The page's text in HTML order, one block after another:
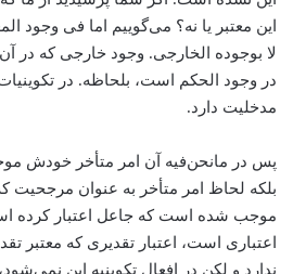
این معتبر یا نه؟ می‌‌گوییم اما فی وجود
لا بوجوده الخارجی. وجود خارجی که در
در وجود الحکم است، بلحاظه. در
مدخلیت دارد.
پس در مانحن‌فیه آن امر متأخر خودش
بلکه لحاظ امر متأخر به عنوان
موجب شده است که جاعل اعتبار کرده
اعتباری است، اعتبار تقدیری که معتبر
ندارد و لکن در افعال تکوینیه این